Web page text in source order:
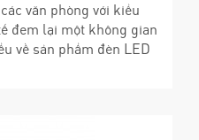
văn phòng với kiểu
đem lại một không gian
về sản phẩm đèn LED